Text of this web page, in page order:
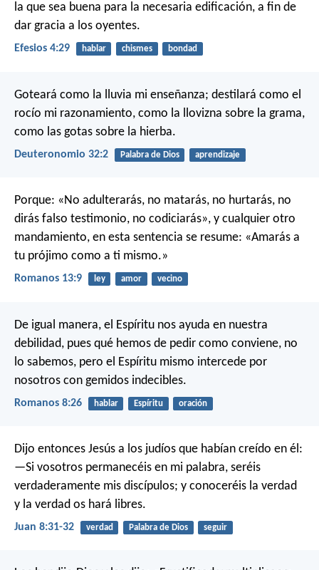
la que sea buena para la necesaria edificación, a fin de
dar gracia a los oyentes.
Efesios 4:29 hablar chismes bondad
Goteará como la lluvia mi enseñanza; destilará como el
rocío mi razonamiento, como la llovizna sobre la grama,
como las gotas sobre la hierba.
Deuteronomio 32:2 Palabra de Dios aprendizaje
Porque: «No adulterarás, no matarás, no hurtarás, no
dirás falso testimonio, no codiciarás», y cualquier otro
mandamiento, en esta sentencia se resume: «Amarás a
tu prójimo como a ti mismo.»
Romanos 13:9 ley amor vecino
De igual manera, el Espíritu nos ayuda en nuestra
debilidad, pues qué hemos de pedir como conviene, no
lo sabemos, pero el Espíritu mismo intercede por
nosotros con gemidos indecibles.
Romanos 8:26 hablar Espíritu oración
Dijo entonces Jesús a los judíos que habían creído en él:
—Si vosotros permanecéis en mi palabra, seréis
verdaderamente mis discípulos; y conoceréis la verdad
y la verdad os hará libres.
Juan 8:31-32 verdad Palabra de Dios seguir